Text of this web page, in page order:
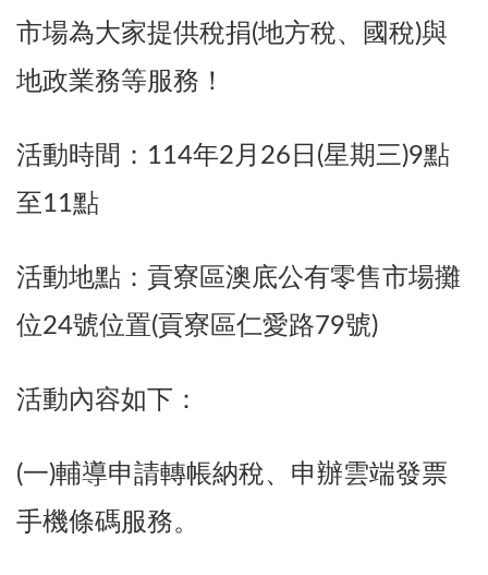
市場為大家提供稅捐(地方稅、國稅)與
地政業務等服務！
活動時間：114年2月26日(星期三)9點
至11點
活動地點：貢寮區澳底公有零售市場攤
位24號位置(貢寮區仁愛路79號)
活動內容如下：
(一)輔導申請轉帳納稅、申辦雲端發票
手機條碼服務。